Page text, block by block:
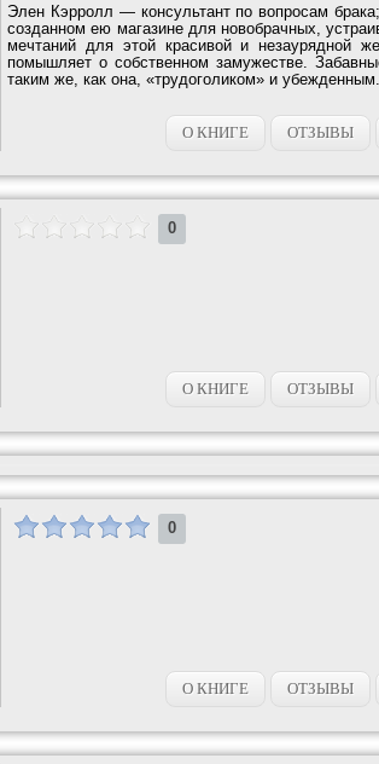
Элен Кэрролл — консультант по вопросам
созданном ею магазине для новобрачных,
мечтаний для этой красивой и незаурядной
помышляет о собственном замужестве.
таким же, как она, «трудоголиком» и
О КНИГЕ ОТЗЫВЫ
0
О КНИГЕ ОТЗЫВЫ
0
О КНИГЕ ОТЗЫВЫ